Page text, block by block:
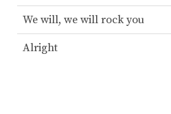
We will, we will rock you
Alright